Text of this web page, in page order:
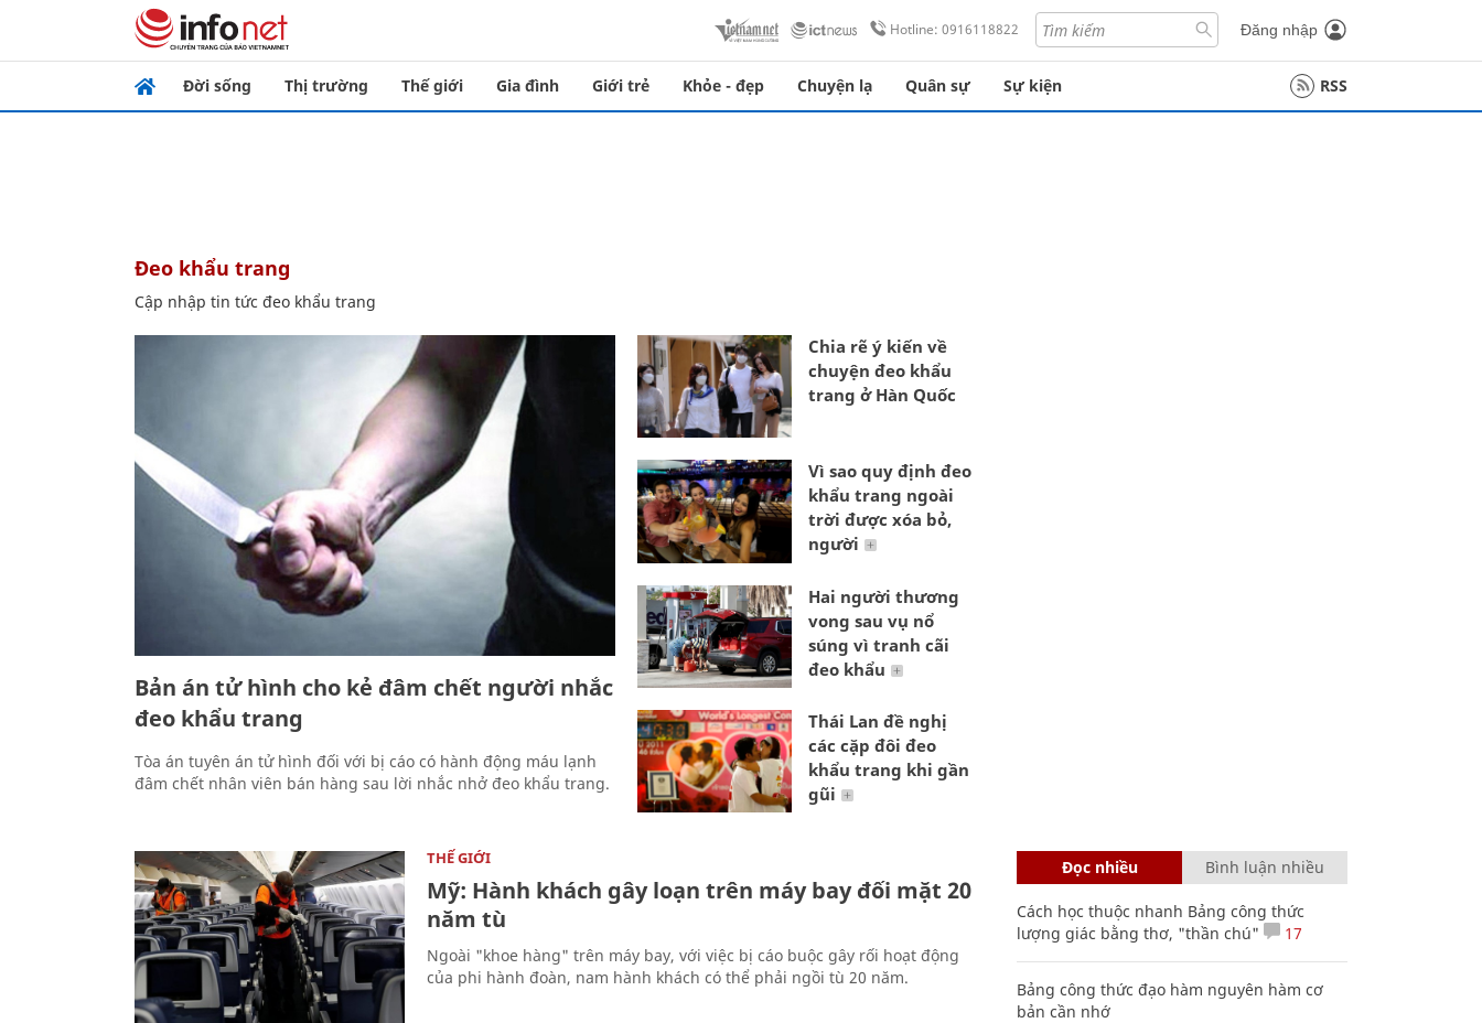
Hotline: 0916118822 Đăng nhập
Đời sống Thị trường Thế giới Gia đình Giới trẻ Khỏe - đẹp Chuyện lạ Quân sự Sự kiện RSS
đeo khẩu trang
Cập nhập tin tức đeo khẩu trang
Bản án tử hình cho kẻ đâm chết người nhắc
đeo khẩu trang
Tòa án tuyên án tử hình đối với bị cáo có hành động máu lạnh
đâm chết nhân viên bán hàng sau lời nhắc nhở đeo khẩu trang.
Chia rẽ ý kiến về
chuyện đeo khẩu
trang ở Hàn Quốc
Vì sao quy định đeo
khẩu trang ngoài
trời được xóa bỏ,
người
Hai người thương
vong sau vụ nổ
súng vì tranh cãi
đeo khẩu
Thái Lan đề nghị
các cặp đôi đeo
khẩu trang khi gần
gũi
THẾ GIỚI
Mỹ: Hành khách gây loạn trên máy bay đối mặt 20
năm tù
Ngoài "khoe hàng" trên máy bay, với việc bị cáo buộc gây rối hoạt động
của phi hành đoàn, nam hành khách có thể phải ngồi tù 20 năm.
Đọc nhiều Bình luận nhiều
Cách học thuộc nhanh Bảng công thức
lượng giác bằng thơ, "thần chú"
17
Bảng công thức đạo hàm nguyên hàm cơ
bản cần nhớ